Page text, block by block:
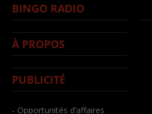
BINGO RADIO
À PROPOS
PUBLICITÉ
- Opportunités d’affaires